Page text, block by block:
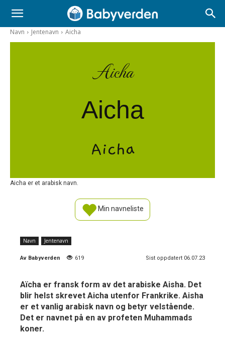
Navn Jentenavn Aicha
Aicha
Aicha
Aicha
Aicha er et arabisk navn.
Min navneliste
Navn Jentenavn
Av Babyverden 619 Sist oppdatert 06.07.23
Aïcha er fransk form av det arabiske Aisha. Det
blir helst skrevet Aicha utenfor Frankrike. Aisha
er et vanlig arabisk navn og betyr velstående.
Det er navnet på en av profeten Muhammads
koner.